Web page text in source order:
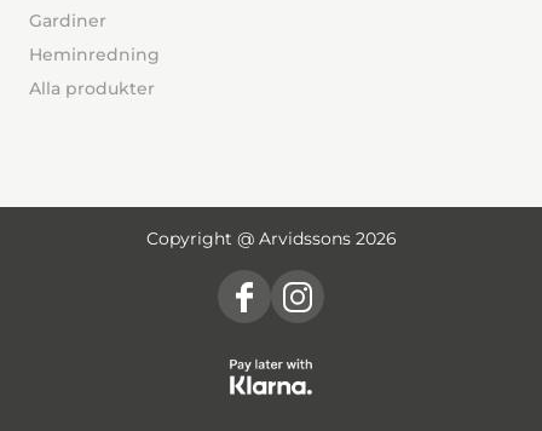
Gardiner
Heminredning
Alla produkter
Copyright @ Arvidssons 2026